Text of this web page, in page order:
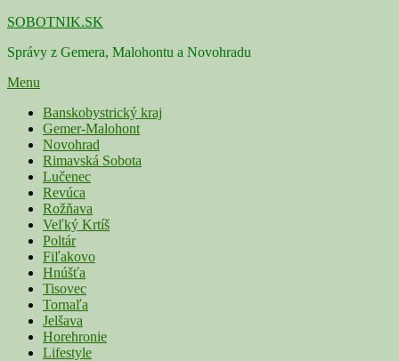
Skip
content
SOBOTNIK.SK
Správy z Gemera, Malohontu a Novohradu
Menu
Primárne
menu
Banskobystrický kraj
Gemer-Malohont
Novohrad
Rimavská Sobota
Lučenec
Revúca
Rožňava
Veľký Krtíš
Poltár
Fiľakovo
Hnúšťa
Tisovec
Tornaľa
Jelšava
Horehronie
Lifestyle